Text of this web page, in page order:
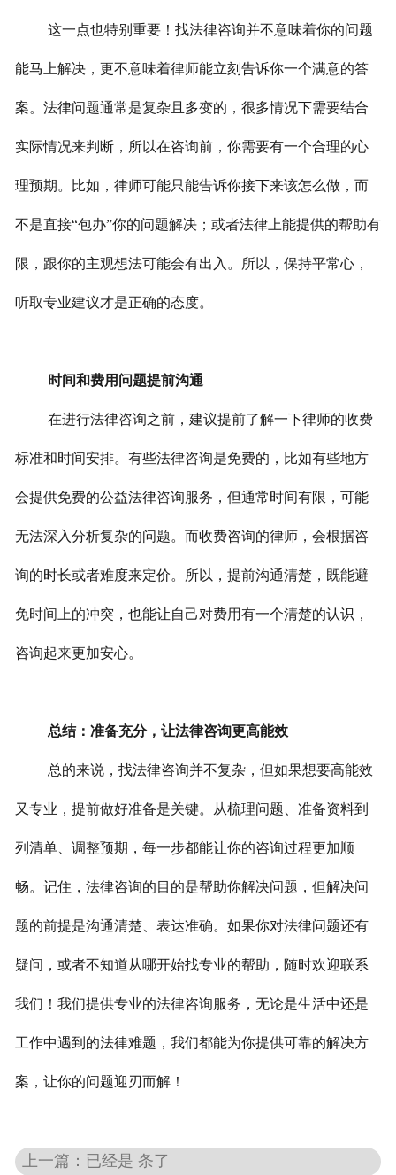
这一点也特别重要！找法律咨询并不意味着你的问题
能马上解决，更不意味着律师能立刻告诉你一个满意的答
案。法律问题通常是复杂且多变的，很多情况下需要结合
实际情况来判断，所以在咨询前，你需要有一个合理的心
理预期。比如，律师可能只能告诉你接下来该怎么做，而
不是直接“包办”你的问题解决；或者法律上能提供的帮助有
限，跟你的主观想法可能会有出入。所以，保持平常心，
听取专业建议才是正确的态度。
时间和费用问题提前沟通
在进行法律咨询之前，建议提前了解一下律师的收费
标准和时间安排。有些法律咨询是免费的，比如有些地方
会提供免费的公益法律咨询服务，但通常时间有限，可能
无法深入分析复杂的问题。而收费咨询的律师，会根据咨
询的时长或者难度来定价。所以，提前沟通清楚，既能避
免时间上的冲突，也能让自己对费用有一个清楚的认识，
咨询起来更加安心。
总结：准备充分，让法律咨询更高能效
总的来说，找法律咨询并不复杂，但如果想要高能效
又专业，提前做好准备是关键。从梳理问题、准备资料到
列清单、调整预期，每一步都能让你的咨询过程更加顺
畅。记住，法律咨询的目的是帮助你解决问题，但解决问
题的前提是沟通清楚、表达准确。如果你对法律问题还有
疑问，或者不知道从哪开始找专业的帮助，随时欢迎联系
我们！我们提供专业的法律咨询服务，无论是生活中还是
工作中遇到的法律难题，我们都能为你提供可靠的解决方
案，让你的问题迎刃而解！
上一篇：已经是 条了